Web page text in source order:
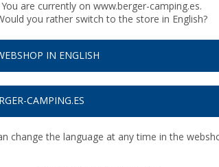
You are currently on www.berger-camping.es.
you rather switch to the store in English?
IN ENGLISH
CAMPING.ES
change the language at any time in the